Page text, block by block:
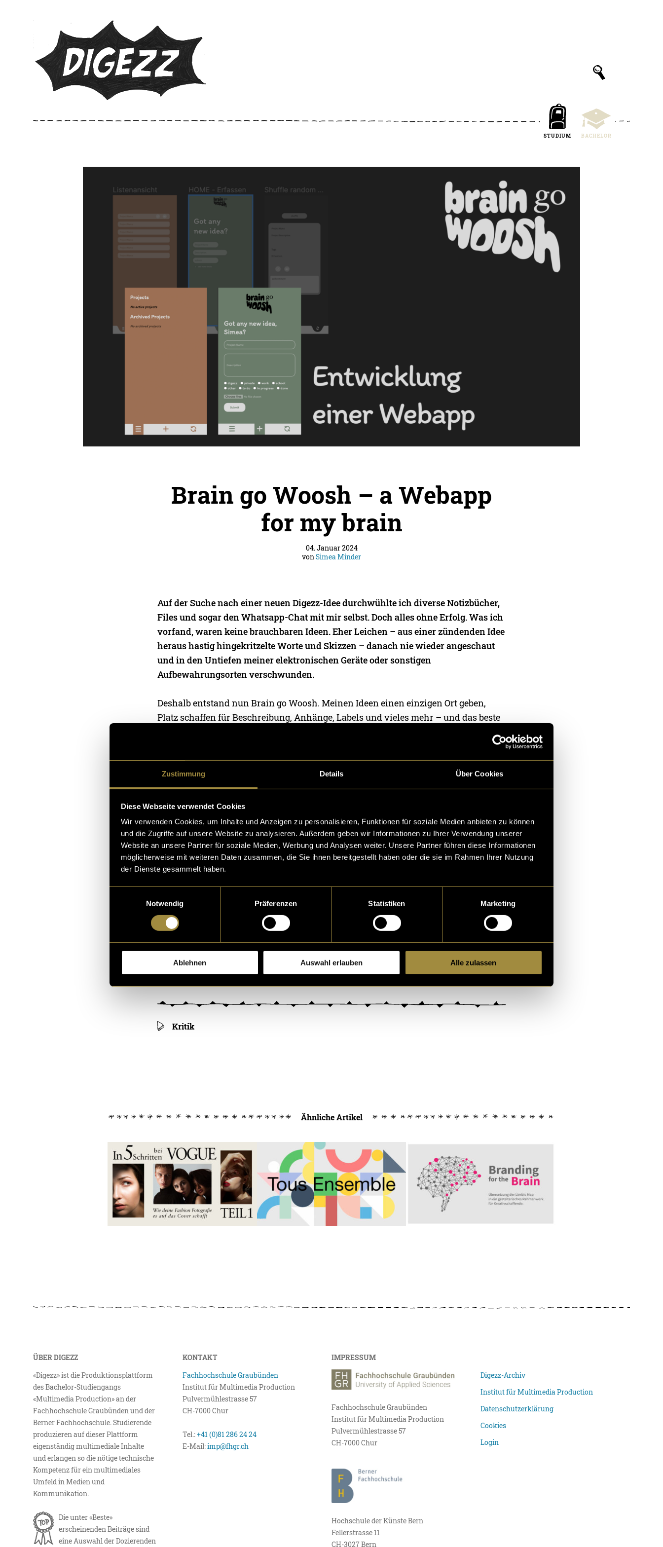
Zustimmung Details Über Cookies
Diese Webseite verwendet Cookies
Wir verwenden Cookies, um Inhalte und Anzeigen zu personalisieren, Funktionen für soziale Medien anbieten zu können
und die Zugriffe auf unsere Website zu analysieren. Außerdem geben wir Informationen zu Ihrer Verwendung unserer
Website an unsere Partner für soziale Medien, Werbung und Analysen weiter. Unsere Partner führen diese Informationen
möglicherweise mit weiteren Daten zusammen, die Sie ihnen bereitgestellt haben oder die sie im Rahmen Ihrer Nutzung
der Dienste gesammelt haben.
Notwendig
Präferenzen Statistiken Marketing
Ablehnen Auswahl erlauben Alle zulassen
STUDIUM BACHELOR
Brain go Woosh – a Webapp
for my brain
04. Januar 2024
vonSimea Minder
Auf der Suche nach einer neuen Digezz-Idee durchwühlte ich diverse Notizbücher,
Files und sogar den Whatsapp-Chat mit mir selbst. Doch alles ohne Erfolg. Was ich
vorfand, waren keine brauchbaren Ideen. Eher Leichen – aus einer zündenden Idee
heraus hastig hingekritzelte Worte und Skizzen – danach nie wieder angeschaut
und in den Untiefen meiner elektronischen Geräte oder sonstigen
Aufbewahrungsorten verschwunden.
Deshalb entstand nun Brain go Woosh. Meinen Ideen einen einzigen Ort geben,
Platz schaffen für Beschreibung, Anhänge, Labels und vieles mehr – und das beste
ergeht es meinen zukünftigen Projekten wohl schnell so wie den 3271 vergangenen
Entwürfen. Einmal aufgeschrieben – direkt vergessen.
Ich hoffe, ich kann mit diesem Tool etwas Ordnung in mein Gedankenchaos
bringen und hoffentlich auch andere damit unterstützen. Zu finden ist das Projekt
unterBrain go Woosh.
(eli)
Kritik
Ähnliche Artikel
ÜBER DIGEZZ
«Digezz» ist die Produktionsplattform
des Bachelor-Studiengangs
«Multimedia Production» an der
Fachhochschule Graubünden und der
Berner Fachhochschule. Studierende
produzieren auf dieser Plattform
eigenständig multimediale Inhalte
und erlangen so die nötige technische
Kompetenz für ein multimediales
Umfeld in Medien und
Kommunikation.
Die unter «Beste»
erscheinenden Beiträge sind
eine Auswahl der Dozierenden
KONTAKT
Fachhochschule Graubünden
Institut für Multimedia Production
Pulvermühlestrasse 57
CH-7000 Chur
Tel.:+41 (0)81 286 24 24
E-Mail:imp@fhgr.ch
IMPRESSUM
Fachhochschule Graubünden
Institut für Multimedia Production
Pulvermühlestrasse 57
CH-7000 Chur
Hochschule der Künste Bern
Fellerstrasse 11
CH-3027 Bern
Digezz-Archiv
Institut für Multimedia Production
Datenschutzerklärung
Cookies
Login